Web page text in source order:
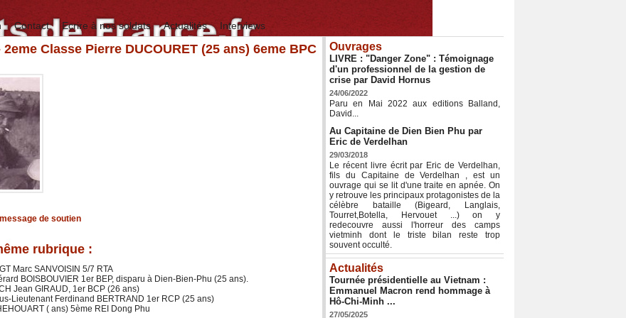
Contact Ecrire à nos soldats Actualités Interviews
2eme Classe Pierre DUCOURET (25 ans) 6eme BPC
de soutien
rubrique :
Marc SANVOISIN 5/7 RTA
BOISBOUVIER 1er BEP, disparu à Dien-Bien-Phu (25 ans).
Jean GIRAUD, 1er BCP (26 ans)
Lieutenant Ferdinand BERTRAND 1er RCP (25 ans)
( ans) 5ème REI Dong Phu
Ouvrages
LIVRE : "Danger Zone" : Témoignage
d'un professionnel de la gestion de
crise par David Hornus
24/06/2022
Paru en Mai 2022 aux editions Balland,
David...
Au Capitaine de Dien Bien Phu par
Eric de Verdelhan
29/03/2018
Le récent livre écrit par Eric de Verdelhan,
fils du Capitaine de Verdelhan , est un
ouvrage qui se lit d'une traite en apnée. On
y retrouve les principaux protagonistes de la
célèbre bataille (Bigeard, Langlais,
Tourret,Botella, Hervouet ...) on y
redecouvre aussi l'horreur des camps
vietminh dont le triste bilan reste trop
souvent occulté.
Actualités
Tournée présidentielle au Vietnam :
Emmanuel Macron rend hommage à
Hô-Chi-Minh ...
27/05/2025